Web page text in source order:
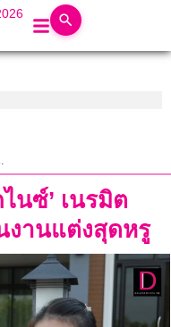
นซ์’ เนรมิต
านแต่งสุดหรู